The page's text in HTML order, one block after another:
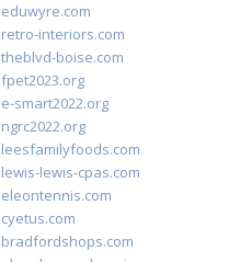
eduwyre.com
retro-interiors.com
theblvd-boise.com
fpet2023.org
e-smart2022.org
ngrc2022.org
leesfamilyfoods.com
lewis-lewis-cpas.com
eleontennis.com
cyetus.com
bradfordshops.com